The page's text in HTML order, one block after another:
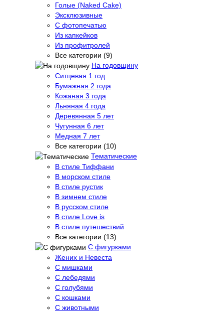
Голые (Naked Cake)
Эксклюзивные
С фотопечатью
Из капкейков
Из профитролей
Все категории (9)
На годовщину
Ситцевая 1 год
Бумажная 2 года
Кожаная 3 года
Льняная 4 года
Деревянная 5 лет
Чугунная 6 лет
Медная 7 лет
Все категории (10)
Тематические
В стиле Тиффани
В морском стиле
В стиле рустик
В зимнем стиле
В русском стиле
В стиле Love is
В стиле путешествий
Все категории (13)
С фигурками
Жених и Невеста
С мишками
С лебедями
С голубями
С кошками
С животными